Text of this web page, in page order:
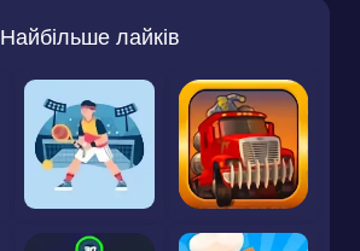
Найбільше лайків